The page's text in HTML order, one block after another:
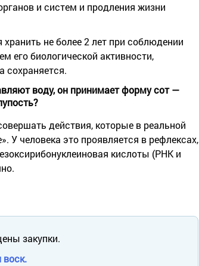
и систем и продления жизни
не более 2 лет при соблюдении
его биологической активности,
сохраняется.
воду, он принимает форму сот —
действия, которые в реальной
У человека это проявляется в рефлексах,
кислоты (РНК и
закупки.
воск.